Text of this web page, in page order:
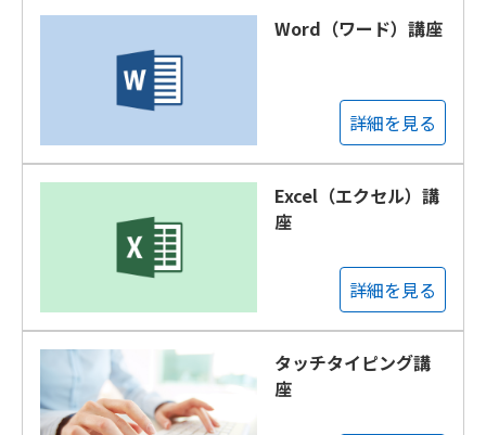
Word（ワード）講座
詳細を見る
Excel（エクセル）講
座
詳細を見る
タッチタイピング講
座